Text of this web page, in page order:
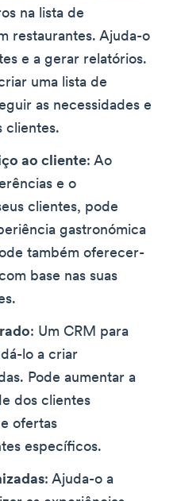
na lista de
restaurantes. Ajuda-o
e a gerar relatórios.
uma lista de
as necessidades e
clientes.
ao cliente: Ao
e o
clientes, pode
gastronómica
também oferecer-
base nas suas
: Um CRM para
lo a criar
Pode aumentar a
dos clientes
ofertas
específicos.
: Ajuda-o a